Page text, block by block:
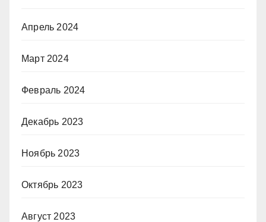
Апрель 2024
Март 2024
Февраль 2024
Декабрь 2023
Ноябрь 2023
Октябрь 2023
Август 2023